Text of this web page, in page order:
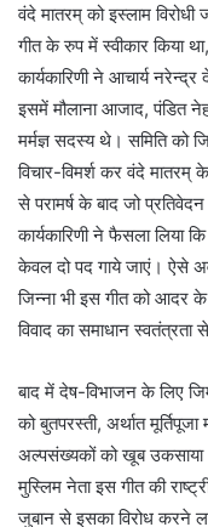
वंदे मातरम् को इस्लाम
गीत के रुप में स्वीकार किया
कार्यकारिणी ने आचार्य
इसमें मौलाना आजाद, पंडित
मर्मज्ञ सदस्य थे। समिति को
विचार-विमर्श कर वंदे मातरम्
से परामर्ष के बाद जो
कार्यकारिणी ने फैसला लिया
केवल दो पद गाये जाएं। ऐसे
जिन्ना भी इस गीत को आदर
विवाद का समाधान स्वतंत्रता
बाद में देष-विभाजन के लिए
को बुतपरस्ती, अर्थात
अल्पसंख्यकों को खूब
मुस्लिम नेता इस गीत की
जुबान से इसका विरोध करने